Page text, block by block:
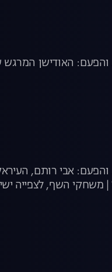
והפעם: האודישן המרגש
והפעם: אבי רותם,
משחקי השף, לצפייה